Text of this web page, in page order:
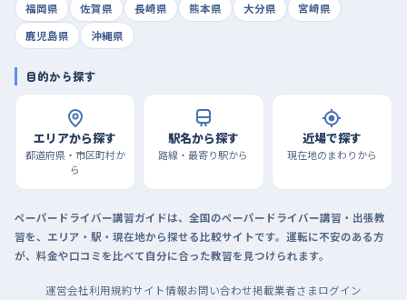
福岡県
佐賀県 長崎県 熊本県 大分県
宮崎県
鹿児島県
沖縄県
目的から探す
エリアから探す
都道府県・市区町村か
ら
駅名から探す
路線・最寄り駅から
近場で探す
現在地のまわりから
ペーパードライバー講習ガイドは、全国のペーパードライバー講習・出張教
習を、エリア・駅・現在地から探せる比較サイトです。運転に不安のある方
が、料金や口コミを比べて自分に合った教習を見つけられます。
運営会社利用規約サイト情報お問い合わせ掲載業者さまログイン